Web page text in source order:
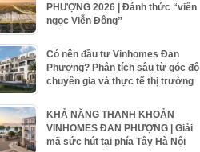
PHƯỢNG 2026 | Đánh thức “viên
ngọc Viễn Đông”
Có nên đầu tư Vinhomes Đan
Phượng? Phân tích sâu từ góc độ
chuyên gia và thực tế thị trường
KHẢ NĂNG THANH KHOẢN
VINHOMES ĐAN PHƯỢNG | Giải
mã sức hút tại phía Tây Hà Nội